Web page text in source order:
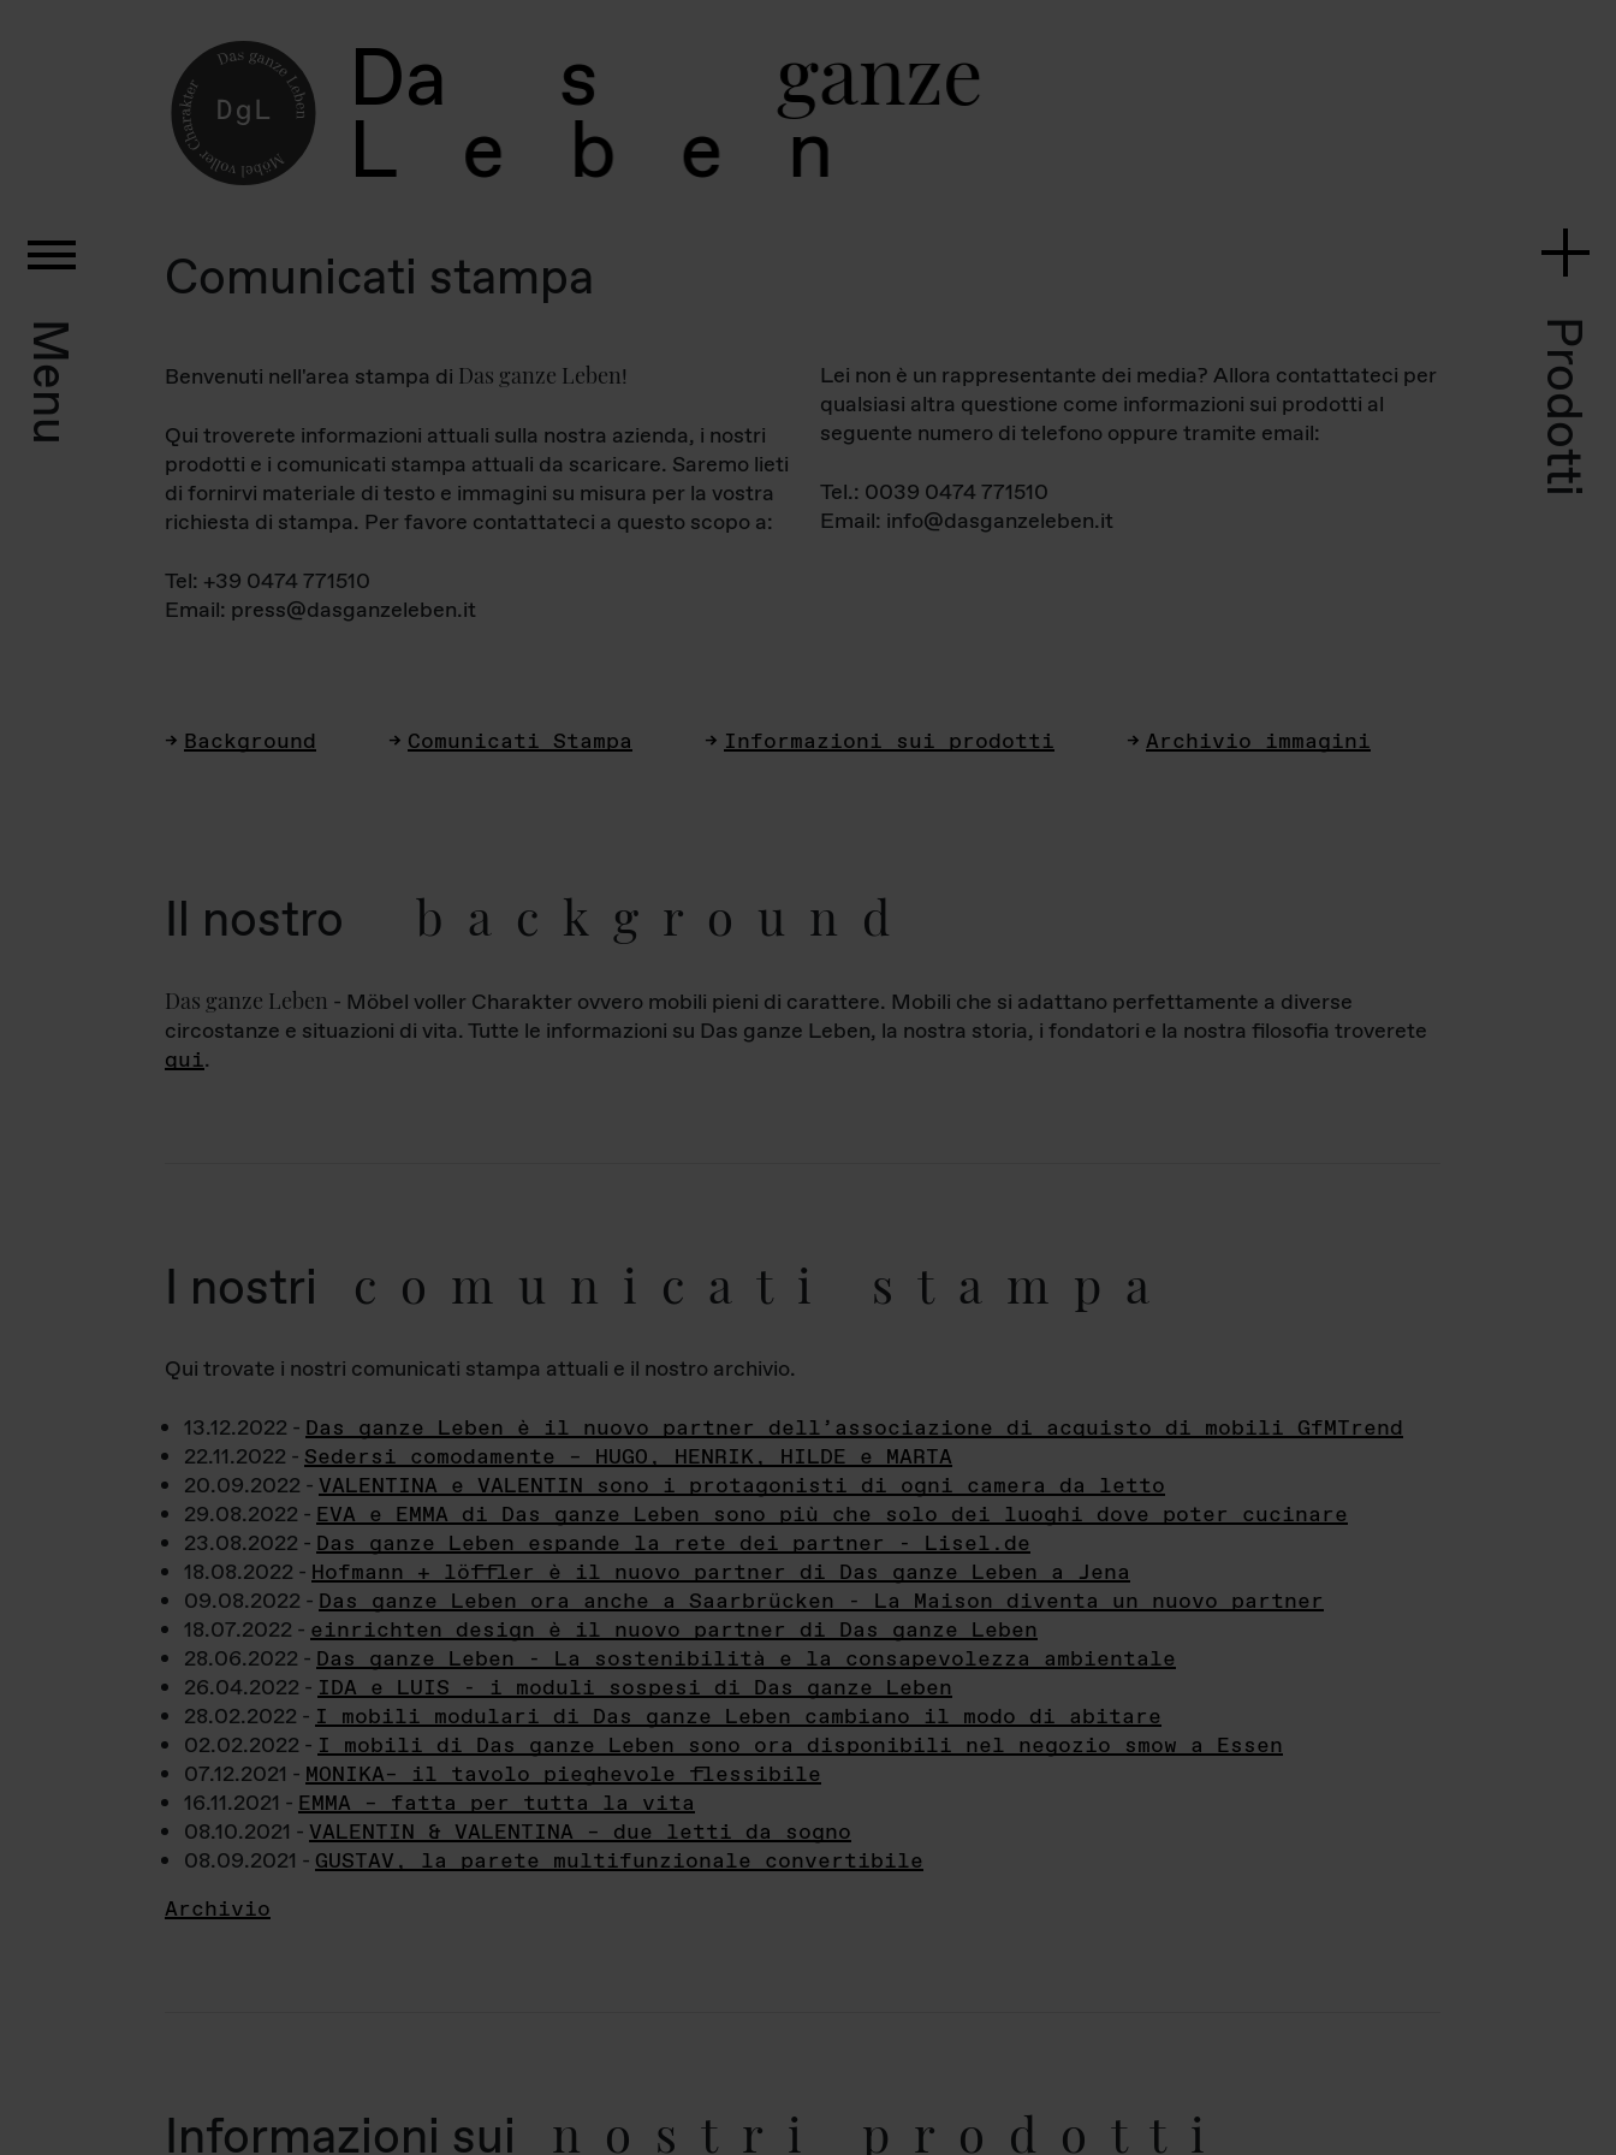
Da s ganz
L e b e
Menu Prodotti
Comunicati stampa
Benvenuti nell'area stampa di Das ganze Leben!
Qui troverete informazioni attuali sulla nostra azienda, i nostri
prodotti e i comunicati stampa attuali da scaricare. Saremo lieti
di fornirvi materiale di testo e immagini su misura per la vostra
richiesta di stampa. Per favore contattateci a questo scopo a:
Tel: +39 0474 771510
Email: press@dasganzeleben.it
Lei non è un rappresentante dei media? Allora contattateci per
qualsiasi altra questione come informazioni sui prodotti al
seguente numero di telefono oppure tramite email:
Tel.: 0039 0474 771510
Email: info@dasganzeleben.it
Background Comunicati Stampa Informazioni sui prodotti Archivio immagini
Il nostro background
Das ganze Leben - Möbel voller Charakter ovvero mobili pieni di carattere. Mobili che si adattano perfettamente a diverse
circostanze e situazioni di vita. Tutte le informazioni su Das ganze Leben, la nostra storia, i fondatori e la nostra filosofia troverete
qui.
I nostri comunicati stampa
Qui trovate i nostri comunicati stampa attuali e il nostro archivio.
13.12.2022 - Das ganze Leben è il nuovo partner dell’associazione di acquisto di mobili GfMTrend
22.11.2022 - Sedersi comodamente – HUGO, HENRIK, HILDE e MARTA
20.09.2022 - VALENTINA e VALENTIN sono i protagonisti di ogni camera da letto
29.08.2022 - EVA e EMMA di Das ganze Leben sono più che solo dei luoghi dove poter cucinare
23.08.2022 - Das ganze Leben espande la rete dei partner - Lisel.de
18.08.2022 - Hofmann + löffler è il nuovo partner di Das ganze Leben a Jena
09.08.2022 - Das ganze Leben ora anche a Saarbrücken - La Maison diventa un nuovo partner
18.07.2022 - einrichten design è il nuovo partner di Das ganze Leben
28.06.2022 - Das ganze Leben - La sostenibilità e la consapevolezza ambientale
26.04.2022 - IDA e LUIS - i moduli sospesi di Das ganze Leben
28.02.2022 - I mobili modulari di Das ganze Leben cambiano il modo di abitare
02.02.2022 - I mobili di Das ganze Leben sono ora disponibili nel negozio smow a Essen
07.12.2021 - MONIKA– il tavolo pieghevole flessibile
16.11.2021 - EMMA – fatta per tutta la vita
08.10.2021 - VALENTIN & VALENTINA – due letti da sogno
08.09.2021 - GUSTAV, la parete multifunzionale convertibile
Archivio
Informazioni sui nostri prodotti